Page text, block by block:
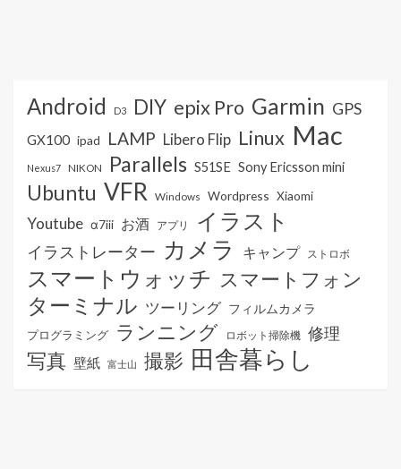
Android D3 DIY epix Pro Garmin GPS
GX100 ipad LAMP Libero Flip Linux Mac
Nexus7 NIKON Parallels S51SE Sony Ericsson mini
Ubuntu VFR Windows Wordpress Xiaomi
Youtube α7iii お酒 アプリ イラスト
イラストレーター カメラ キャンプ ストロボ
スマートウォッチ スマートフォン
ターミナル ツーリング フィルムカメラ
プログラミング ランニング ロボット掃除機 修理
写真 壁紙 富士山 撮影 田舎暮らし